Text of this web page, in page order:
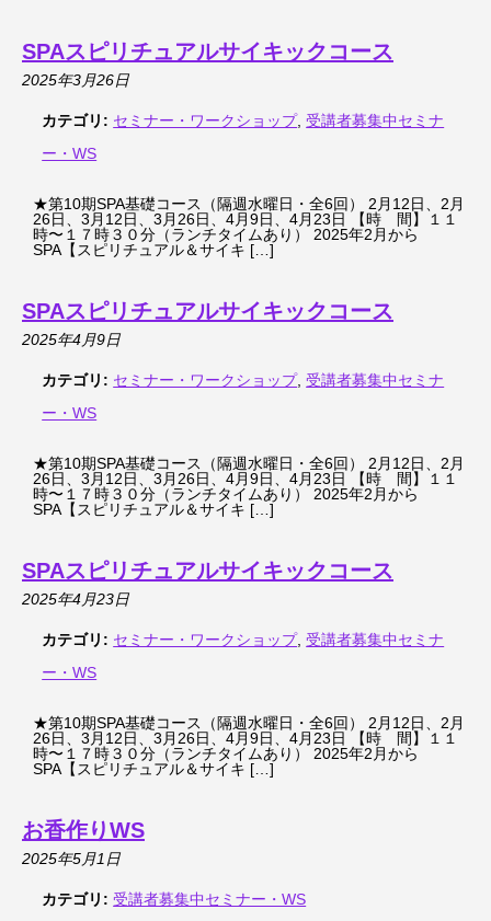
SPAスピリチュアルサイキックコース
2025年3月26日
カテゴリ: セミナー・ワークショップ,受講者募集中セミナ
ー・WS
★第10期SPA基礎コース（隔週水曜日・全6回） 2月12日、2月
26日、3月12日、3月26日、4月9日、4月23日 【時 間】１１
時〜１７時３０分（ランチタイムあり） 2025年2月から
SPA【スピリチュアル＆サイキ […]
SPAスピリチュアルサイキックコース
2025年4月9日
カテゴリ: セミナー・ワークショップ,受講者募集中セミナ
ー・WS
★第10期SPA基礎コース（隔週水曜日・全6回） 2月12日、2月
26日、3月12日、3月26日、4月9日、4月23日 【時 間】１１
時〜１７時３０分（ランチタイムあり） 2025年2月から
SPA【スピリチュアル＆サイキ […]
SPAスピリチュアルサイキックコース
2025年4月23日
カテゴリ: セミナー・ワークショップ,受講者募集中セミナ
ー・WS
★第10期SPA基礎コース（隔週水曜日・全6回） 2月12日、2月
26日、3月12日、3月26日、4月9日、4月23日 【時 間】１１
時〜１７時３０分（ランチタイムあり） 2025年2月から
SPA【スピリチュアル＆サイキ […]
お香作りWS
2025年5月1日
カテゴリ: 受講者募集中セミナー・WS